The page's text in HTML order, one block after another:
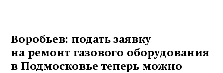
Воробьев: подать заявку
на ремонт газового оборудования
в Подмосковье теперь можно